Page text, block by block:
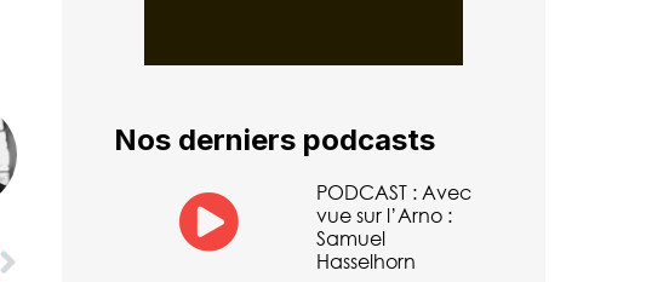
Nos derniers podcasts
PODCAST : Avec
vue sur l’Arno :
Samuel
Hasselhorn